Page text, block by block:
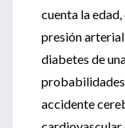
cuenta la
presión
diabetes de
probabilidades
accidente